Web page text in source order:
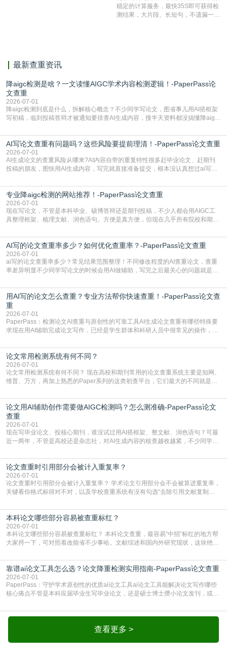
准确率高，市场反映良好。
稳定的计算服务，最快35S即可获得检
测结果，大片段、长短句，不遗漏一处
最新查重资讯
降aigc检测是啥？一文读懂AIGC学术内容检测逻辑！-PaperPass论
文查重
2026-07-01
降aigc检测到底是什么，拆解核心概念？不少同学写论文，图省事儿用AI搭框架
写初稿，临到投稿答辩才被通知要排查AI生成内容，搜半天资料都没搞懂降aigc
怕是已经入行的科研人员，不少人也搞不清降aigc检测是啥，对相关要求摸不
准。其实，降aigc检测是伴随AIGC工具在学术领域普及诞生的新需求，核心是为
了满足现在高校、期刊对AI生
AI写论文查重有问题吗？这些风险要提前理清！-PaperPass论文查重
2026-07-01
AI生成论文的查重风险从哪来?AI内容自带的重复特性很多赶毕业论文、赶期刊
投稿的朋友，图快用AI生成内容，写完就直接准备提交，根本没认真想过ai写论
自带不可忽视的查重风险。AI训练依赖海量公开的文本数据，生成内容本质是基
于训练数据的概率拼接，不是从零开始的原创创作。生成过程中，很容易复用已
有的高频公共表述，甚至直接拼接已经公开
专业降aigc检测的网站推荐！-PaperPass论文查重
2026-07-01
现在写论文，不管是本科毕业、硕博答辩还是期刊投稿，不少人都会用AIGC工
具整理框架、梳理文献、润色语句。方便是真方便，但现在几乎所有院校和期刊
五遍还是过不了预检测的大有人在，这时候，找到靠谱的降AIGC检测率的网
站，就能少走好多弯路。PaperPass：守护学术原创性的智能伙伴AIGC生成内
容的学术合规痛点去年帮一个本科师弟改
AI写的论文查重率多少？如何优化查重率？-PaperPass论文查重
2026-07-01
ai写的论文查重率多少？常见结果范围整理！不同修改程度的AI查重论文，查重
率差异明显不少同学写论文的时候会用AI做辅助，写完之后最关心的问题就是ai
实际情况和大家想的不太一样。AI训练依赖海量公开学术文献、网络内容，生成
内容本质是按照语义概率拼接已有内容，很容易和已发布的作品撞重复，甚至会
直接引用整段已有内容，所以查重率偏高是
用AI写的论文怎么查重？专业方法帮你快速查重！-PaperPass论文查
重
2026-07-01
PaperPass：检测论文AI查重与原创性的可靠工具AI生成论文查重有哪些特殊要
求现在用AI辅助完成论文写作，已经是学生群体和科研人员中很常见的操作，不
但很多人忽略了，AI生成的内容天生带有重复风险——训练AI的数据集本身就包
含大量已公开的学术内容、网络原创内容，AI输出内容时很容易无意识拼接出重
复片
论文常用检测系统有何不同？
2026-07-01
论文常用检测系统有何不同？ 现在高校和期刊常用的论文查重系统主要是知网、
维普、万方，再加上熟悉的Paper系列的这类初查平台，它们最大的不同就是数
查数值误导。知网（CNKI）是学校定稿检测的绝对主流。本科用PMLC，含大学
生联合比对库，能比历届学长论文，硕博用VIP/TMLC，含学术论文联合比对
库，期刊投稿用AMLMC/SML
论文用AI辅助创作需要做AIGC检测吗？怎么测准确-PaperPass论文
查重
2026-07-01
现在写毕业论文、投核心期刊，谁没试过用AI搭框架、整文献、润色语句？可最
近一两年，不管是高校还是杂志社，对AI生成内容的核查越收越紧，不少同学投
真的太亏。提前做AIGC检测，已经成了很多过来人交稿前必做的一步。为什么
AIGC检测成了论文答辩投稿前的必备项？可能还有不少人觉得，我就用AI搭了个
框架，内容都是自己写的，至于做AIG
论文查重时引用部分会被计入重复率？
2026-07-01
论文查重时引用部分会被计入重复率？ 学术论文引用部分会不会被算进重复率，
关键看你格式标得对不对，以及学校查重系统有没有勾选“去除引用文献复制
独占一行，每条文献用[1][2]方括号编号、与正文一一对应，著录项符合GB/T
7714（作者、题名、刊名、年、卷期、页码齐全，标点用半角）；查重系统识别
成功后通常把这段标为引用，
本科论文哪些部分容易被查重标红？
2026-07-01
本科论文哪些部分容易被查重标红？ 本科论文查重，最容易“中招“标红的地方帮
大家捋一下，可对照着改能省不少事哈。文献综述和国内外研究现状，这块绝对
乎一模一样的话，你要是直接复制百度百科、教材或别人写好的综述段落，系统
一抓一个准，整段飘红。研究背景、意义和方法描述也是不可避免，比如“本文采
用问卷调查法““运用SPSS软件进行数据分
靠谱ai论文工具怎么选？论文降重检测实用指南-PaperPass论文查重
2026-07-01
PaperPass：守护学术原创性的优质ai论文工具ai论文工具能解决论文写作哪些
核心痛点不管是本科应届毕业生写毕业论文，还是硕士博士攒小论文发刊，或是
自己逐句读逐句改，熬好几个大夜不说，还经常改不到点上，交上去才发现重复
率超标，再返工太折腾。现在有了成熟的ai论文工具，这些痛点基本都能高效解
决。靠谱的ai论文工具，不止能帮你梳查看更多 >